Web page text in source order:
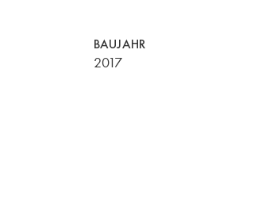
BAUJAHR
2017